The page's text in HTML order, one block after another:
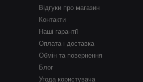
Відгуки про магазин
Контакти
Наші гарантії
Оплата і доставка
Обмін та повернення
Блог
Угода користувача